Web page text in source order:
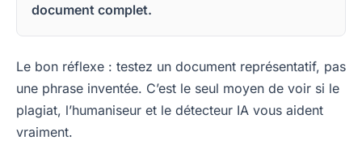
document complet.
Le bon réflexe : testez un document représentatif, pas
une phrase inventée. C’est le seul moyen de voir si le
plagiat, l’humaniseur et le détecteur IA vous aident
vraiment.